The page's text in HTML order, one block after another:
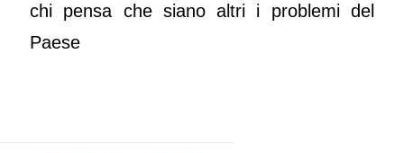
chi pensa che siano altri i problemi del
Paese